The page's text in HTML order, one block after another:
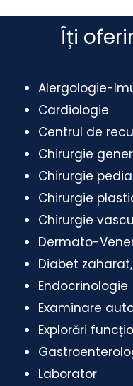
Îți
Alergologie-
Cardiologie
Centrul de
Chirurgie
Chirurgie
Chirurgie
Chirurgie
Dermato-
Diabet
Endocrinologie
Examinare
Explorări
Laborator